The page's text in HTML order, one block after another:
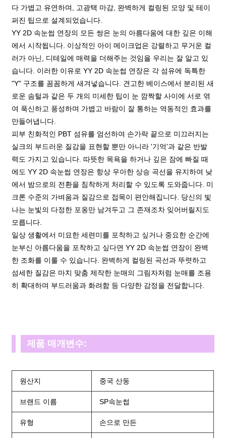
다 가볍고 유연하며, 고광택 마감, 완벽하게 컬링된 모양 및 테이
퍼진 팁으로 설계되었습니다.
YY 2D 속눈썹 연장의 모든 쌍은 눈의 아름다움에 대한 깊은 이해
에서 시작됩니다. 이상적인 아이 메이크업은 강렬하고 무거운 컬
러가 아닌, 디테일에 매력을 더해주는 것임을 우리는 잘 알고 있
습니다. 이러한 이유로 YY 2D 속눈썹 연장은 각 섬유에 독특한
"Y" 구조를 꼼꼼하게 새겨넣습니다. 견고한 베이스에서 분리된 새
로운 솜털과 같은 두 개의 미세한 팁이 눈 깜짝할 사이에 서로 엮
여 푹신하고 풍성하며 가볍고 바람이 잘 통하는 역동적인 효과를
만들어냅니다.
피부 친화적인 PBT 섬유를 엄선하여 손가락 끝으로 미끄러지는
실크의 부드러운 질감을 표현할 뿐만 아니라 '기억'과 같은 반발
력도 가지고 있습니다. 따뜻한 목욕을 하거나 깊은 잠에 빠질 때
에도 YY 2D 속눈썹 연장은 항상 우아한 상승 곡선을 유지하여 낮
에서 밤으로의 전환을 침착하게 처리할 수 있도록 도와줍니다. 미
크론 수준의 가벼움과 질감으로 접목이 편안해집니다. 당신의 빛
나는 눈빛의 다정한 포옹만 남겨두고 그 존재조차 잊어버릴지도
모릅니다.
일상 생활에서 미묘한 세련미를 포착하고 싶거나 중요한 순간에
눈부신 아름다움을 포착하고 싶다면 YY 2D 속눈썹 연장이 완벽
한 조화를 이룰 수 있습니다. 완벽하게 컬링된 곡선과 뚜렷하고
섬세한 질감은 마치 맞춤 제작한 눈매의 그림자처럼 눈매를 조용
히 확대하며 부드러움과 화려함 등 다양한 감정을 전달합니다.
제품 매개변수:
원산지 중국 산둥
브랜드 이름 SP속눈썹
유형 손으로 만든